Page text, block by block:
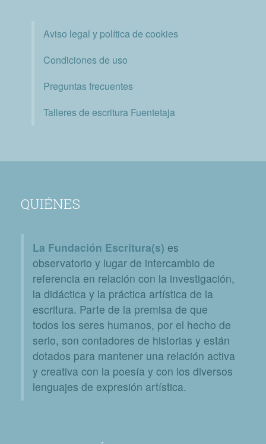
Aviso legal y política de cookies
Condiciones de uso
Preguntas frecuentes
Talleres de escritura Fuentetaja
QUIÉNES
La Fundación Escritura(s) es
observatorio y lugar de intercambio de
referencia en relación con la investigación,
la didáctica y la práctica artística de la
escritura. Parte de la premisa de que
todos los seres humanos, por el hecho de
serlo, son contadores de historias y están
dotados para mantener una relación activa
y creativa con la poesía y con los diversos
lenguajes de expresión artística.